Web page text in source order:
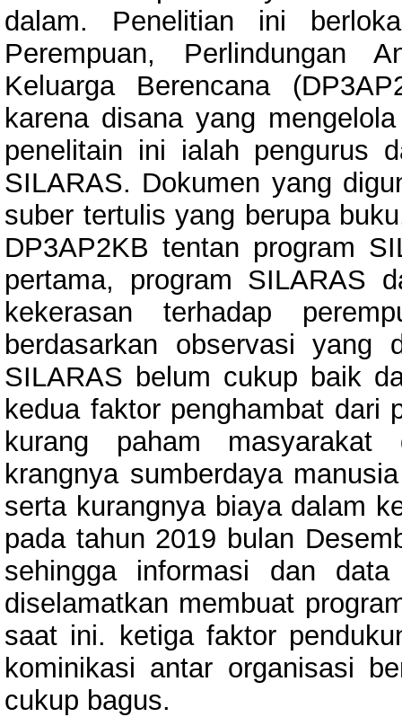
dalam. Penelitian ini
Perempuan, Perlindungan
Keluarga Berencana
karena disana yang
penelitain ini ialah pengurus
SILARAS. Dokumen yang
suber tertulis yang berupa
DP3AP2KB tentan program
pertama, program SILARAS
kekerasan terhadap
berdasarkan observasi yang
SILARAS belum cukup baik
kedua faktor penghambat dari
kurang paham masyarakat
krangnya sumberdaya
serta kurangnya biaya dalam
pada tahun 2019 bulan
sehingga informasi dan
diselamatkan membuat
saat ini. ketiga faktor
kominikasi antar organisasi
cukup bagus.